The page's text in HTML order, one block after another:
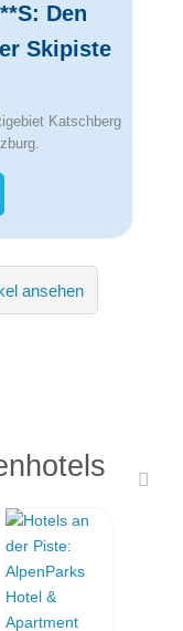
Den
Skipiste
Katschberg
ansehen